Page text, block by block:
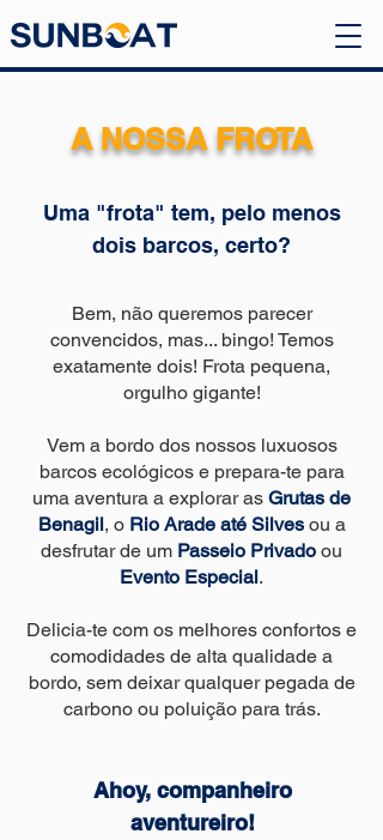
A NOSSA FROTA
Uma "frota" tem, pelo menos
dois barcos, certo?
Bem, não queremos parecer
convencidos, mas... bingo! Temos
exatamente dois! Frota pequena,
orgulho gigante!
Vem a bordo dos nossos luxuosos
barcos ecológicos e prepara-te para
uma aventura a explorar as Grutas de
Benagil, o Rio Arade até Silvesou a
desfrutar de um Passeio Privado ou
Evento Especial.
Delicia-te com os melhores confortos e
comodidades de alta qualidade a
bordo, sem deixar qualquer pegada de
carbono ou poluição para trás.
Ahoy, companheiro
aventureiro!